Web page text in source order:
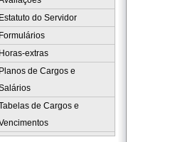
Estatuto do Servidor
Formulários
Horas-extras
Planos de Cargos e
de Cargos e